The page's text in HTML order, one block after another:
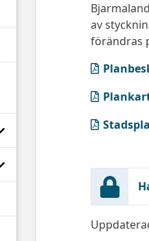
av
förändras
(PDF,
(PDF,
(PDF,